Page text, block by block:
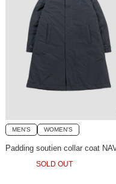
MEN'S WOMEN'S
Padding soutien collar coat
SOLD OUT